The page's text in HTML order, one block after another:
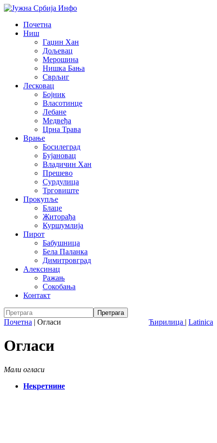
Почетна
Ниш
Гаџин Хан
Дољевац
Мерошина
Нишка Бања
Сврљиг
Лесковац
Бојник
Власотинце
Лебане
Медвеђа
Црна Трава
Врање
Босилеград
Бујановац
Владичин Хан
Прешево
Сурдулица
Трговиште
Прокупље
Блаце
Житорађа
Куршумлија
Пирот
Бабушница
Бела Паланка
Димитровград
Алексинац
Ражањ
Сокобања
Контакт
Ћирилица | Latinica
Почетна | Огласи
Огласи
Мали огласи
Некретнине